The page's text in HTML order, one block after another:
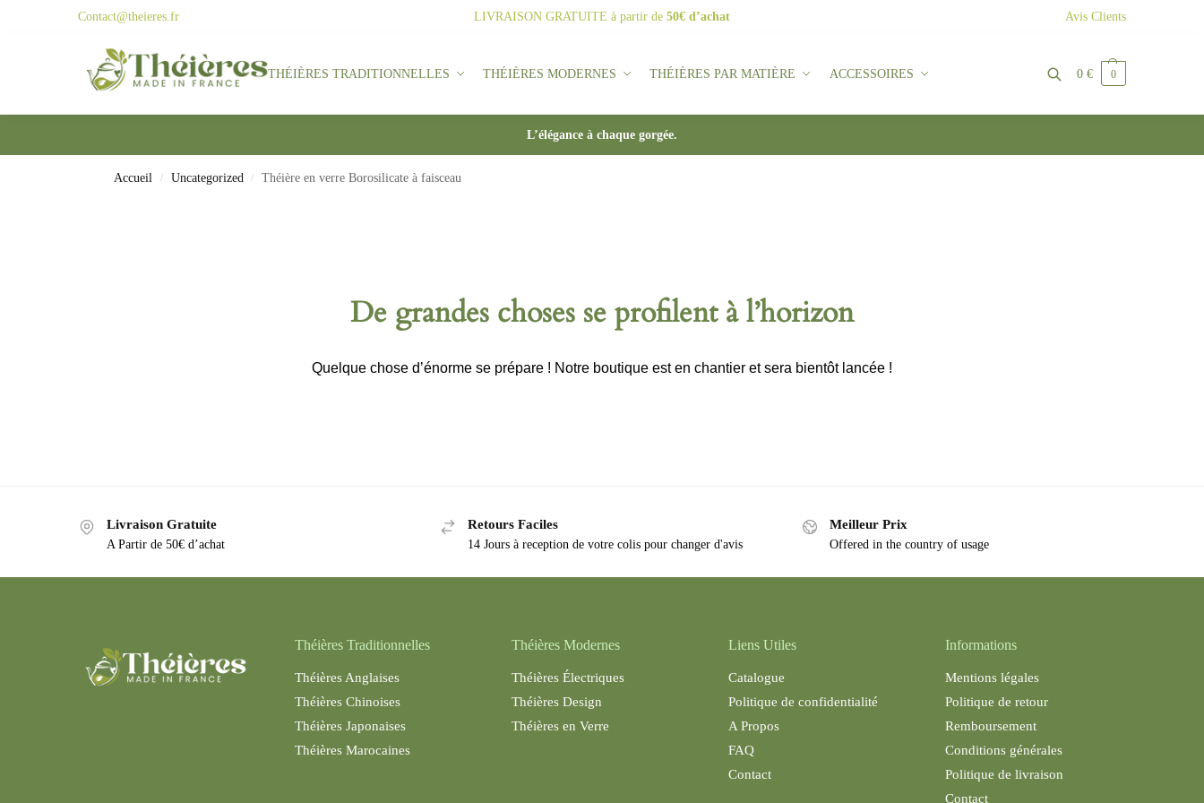
Contact@theieres.fr LIVRAISON GRATUITE à partir de 50€ d’achat Avis Clients
THÉIÈRES TRADITIONNELLES THÉIÈRES MODERNES THÉIÈRES PAR MATIÈRE ACCESSOIRES
Search
0 € 0
L’élégance à chaque gorgée.
Accueil / Uncategorized / Théière en verre Borosilicate à faisceau
De grandes choses se profilent à l’horizon
Quelque chose d’énorme se prépare ! Notre boutique est en chantier et sera bientôt lancée !
Livraison Gratuite
A Partir de 50€ d’achat
Retours Faciles
14 Jours à reception de votre colis pour changer d'avis
Meilleur Prix
Offered in the country of usage
Théières Traditionnelles
Théières Anglaises
Théières Chinoises
Théières Japonaises
Théières Marocaines
Théières Modernes
Théières Électriques
Théières Design
Théières en Verre
Liens Utiles
Catalogue
Politique de confidentialité
A Propos
FAQ
Contact
Informations
Mentions légales
Politique de retour
Remboursement
Conditions générales
Politique de livraison
Contact